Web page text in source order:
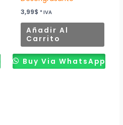
3,99$ * IVA
Añadir Al
Carrito
Buy Via WhatsApp